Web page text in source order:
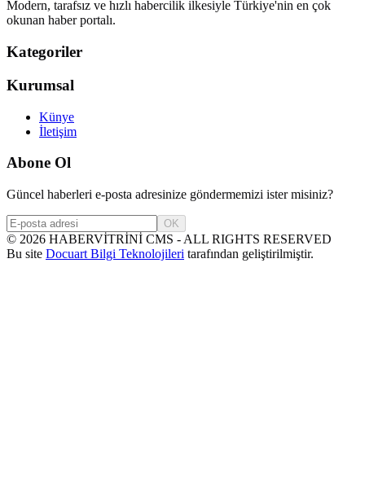
Modern, tarafsız ve hızlı habercilik ilkesiyle Türkiye'nin en çok
okunan haber portalı.
Kategoriler
Kurumsal
Künye
İletişim
Abone Ol
Güncel haberleri e-posta adresinize göndermemizi ister misiniz?
OK
© 2026 HABERVİTRİNİ CMS - ALL RIGHTS RESERVED
Bu site Docuart Bilgi Teknolojileri tarafından geliştirilmiştir.